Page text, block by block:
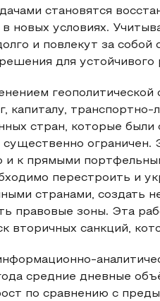
становятся
новых условиях.
и повлекут за
для устойчивого
капиталу,
стран, которые
существенно ограничен.
и к прямыми
перестроить и
странами, создать
правовые зоны. Эта
вторичных санкций,
средние дневные
по сравнению с